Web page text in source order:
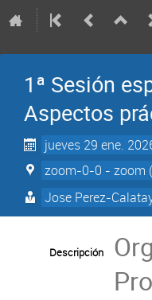
1ª Sesión
Aspectos
jueves 29 ene.
zoom-0-0 - zoom
Jose Perez-
Descripción